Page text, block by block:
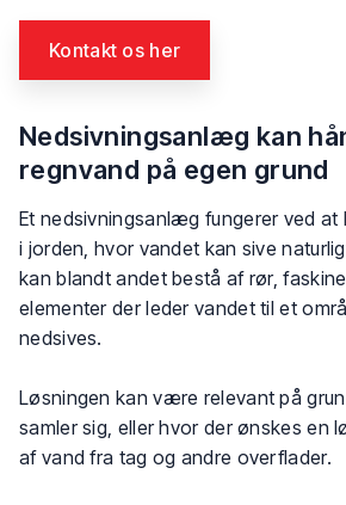
Kontakt os her​
Nedsivningsanlæg kan
regnvand på egen grund
Et nedsivningsanlæg fungerer ved at
i jorden, hvor vandet kan sive
kan blandt andet bestå af rør,
elementer der leder vandet til et
nedsives.
Løsningen kan være relevant på
samler sig, eller hvor der ønskes en
af vand fra tag og andre overflader.